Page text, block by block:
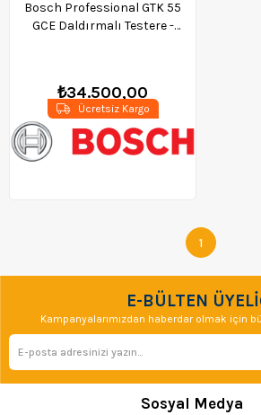
Bosch Professional GTK 55
GCE Daldırmalı Testere -
₺34.500,00
Ücretsiz Kargo
1
E-BÜLTEN
Kampanyalarımızdan haberdar olmak için
Sosyal Medya